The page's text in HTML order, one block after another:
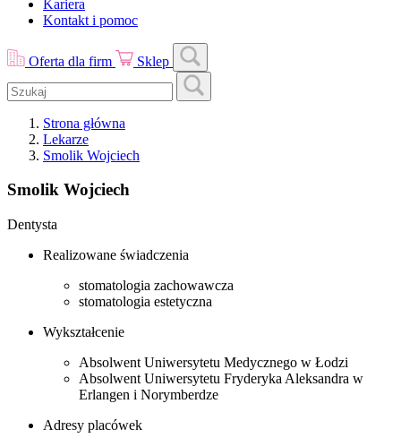
Kariera
Kontakt i pomoc
Oferta dla firm Sklep
Strona główna
Lekarze
Smolik Wojciech
Smolik Wojciech
Dentysta
Realizowane świadczenia
stomatologia zachowawcza
stomatologia estetyczna
Wykształcenie
Absolwent Uniwersytetu Medycznego w Łodzi
Absolwent Uniwersytetu Fryderyka Aleksandra w
Erlangen i Norymberdze
Adresy placówek